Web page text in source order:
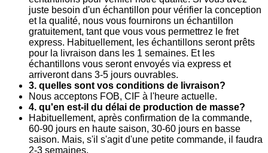
juste besoin d'un échantillon pour vérifier la conception
et la qualité, nous vous fournirons un échantillon
gratuitement, tant que vous vous permettrez le fret
express. Habituellement, les échantillons seront prêts
pour la livraison dans les 1 semaines. Et les
échantillons vous seront envoyés via express et
arriveront dans 3-5 jours ouvrables.
3. quelles sont vos conditions de livraison?
Nous acceptons FOB, CIF à l'heure actuelle.
4. qu'en est-il du délai de production de masse?
Habituellement, après confirmation de la commande,
60-90 jours en haute saison, 30-60 jours en basse
saison. Mais, s'il s'agit d'une petite commande, il faudra
2-3 semaines.